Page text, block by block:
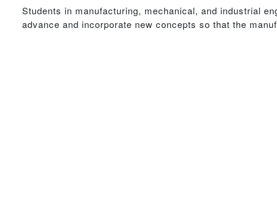
Students in manufacturing, mechanical, and industrial
advance and incorporate new concepts so that the